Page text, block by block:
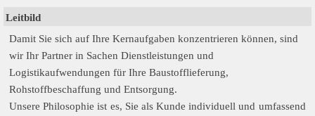
Leitbild
Damit Sie sich auf Ihre Kernaufgaben konzentrieren können, sind
wir Ihr Partner in Sachen Dienstleistungen und
Logistikaufwendungen für Ihre Baustofflieferung,
Rohstoffbeschaffung und Entsorgung.
Unsere Philosophie ist es, Sie als Kunde individuell und umfassend